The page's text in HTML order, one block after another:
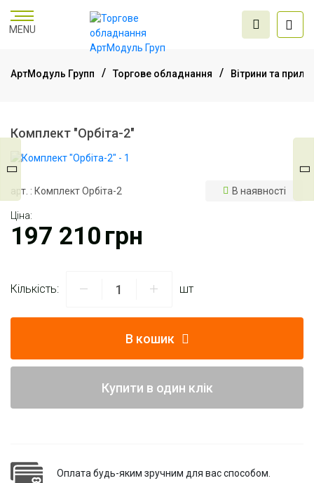
MENU
обладнання
проектування
АртМодуль Групп Торгове обладнання Вітрини та
Комплект "Орбіта-2"
арт. : Комплект Орбіта-2 В наявності
Ціна:
197 210грн
Кількість: шт
В кошик
Купити в один клік
Оплата будь-яким зручним для вас способом.